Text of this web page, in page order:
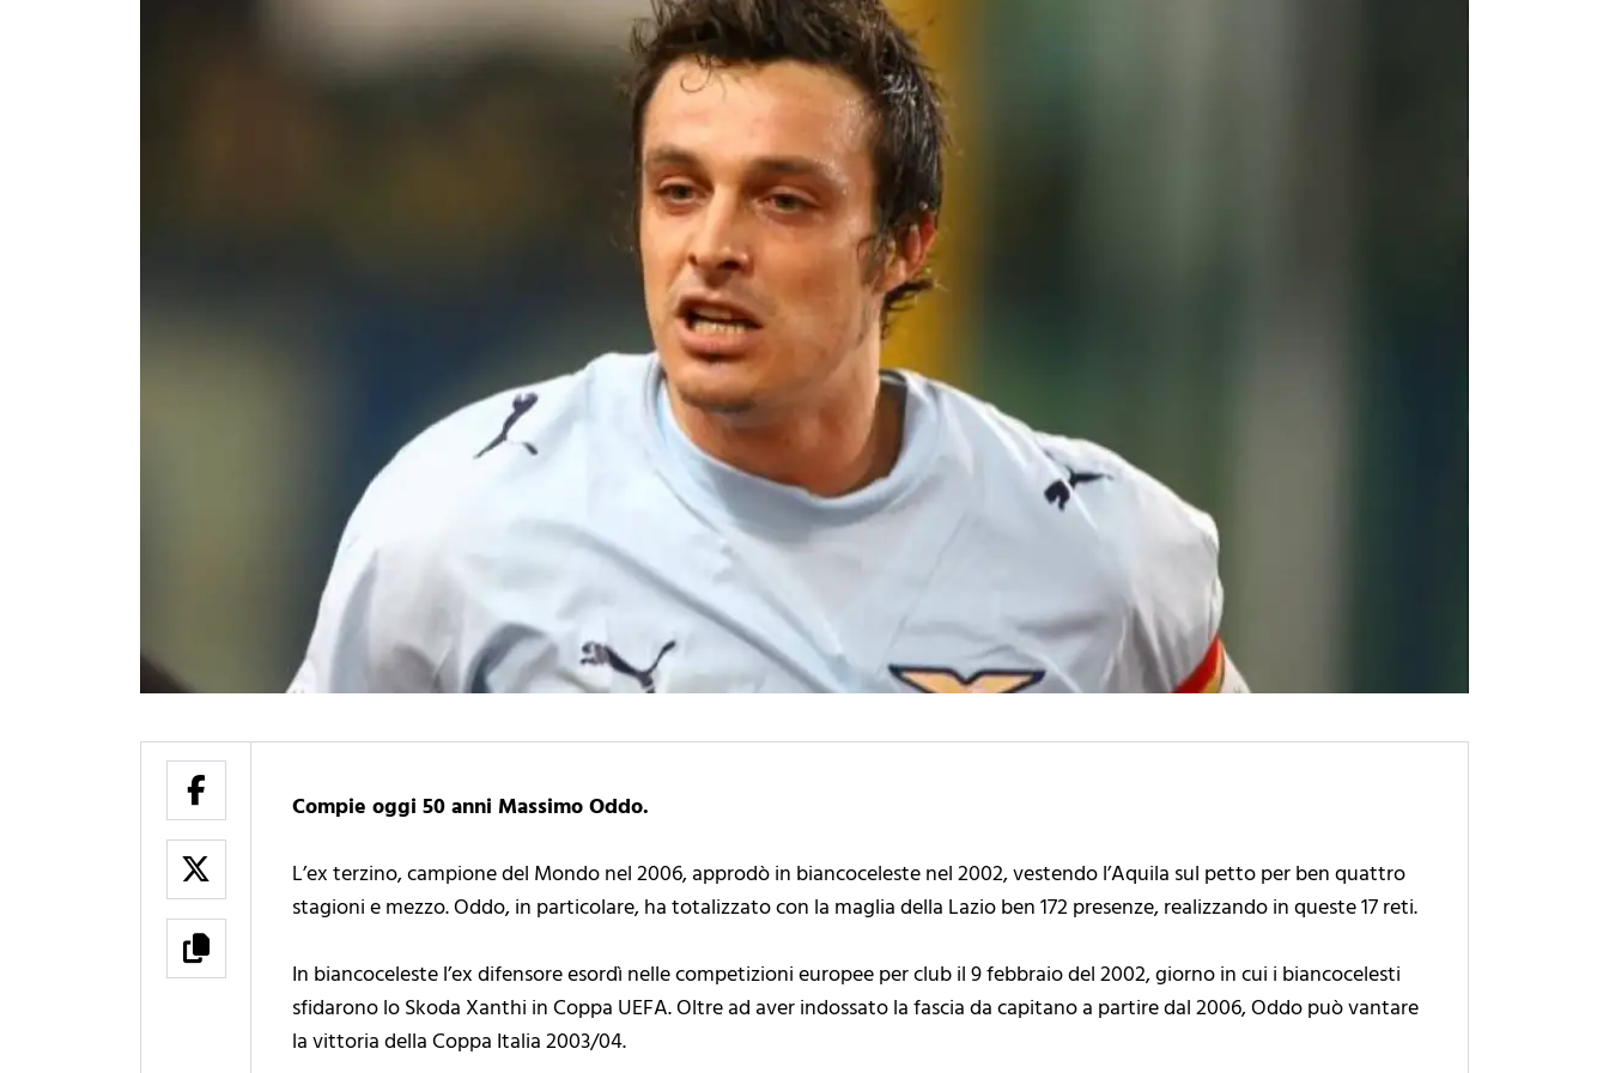
Compie oggi 50 anni Massimo Oddo.
L’ex terzino, campione del Mondo nel 2006, approdò in biancoceleste nel 2002, vestendo l’Aquila sul petto per ben quattro
stagioni e mezzo. Oddo, in particolare, ha totalizzato con la maglia della Lazio ben 172 presenze, realizzando in queste 17 reti.
In biancoceleste l’ex difensore esordì nelle competizioni europee per club il 9 febbraio del 2002, giorno in cui i biancocelesti
sfidarono lo Skoda Xanthi in Coppa UEFA. Oltre ad aver indossato la fascia da capitano a partire dal 2006, Oddo può vantare
la vittoria della Coppa Italia 2003/04.